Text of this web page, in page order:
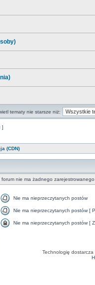
tematy nie starsze niż:
]
(CDN)
nie ma żadnego
Nie ma nieprzeczytanych postów
Nie ma nieprzeczytanych postów [
Nie ma nieprzeczytanych postów [
Technologię dostarcza